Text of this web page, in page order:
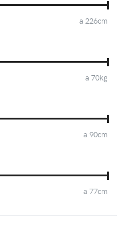
a 226cm
a 70kg
a 90cm
a 77cm